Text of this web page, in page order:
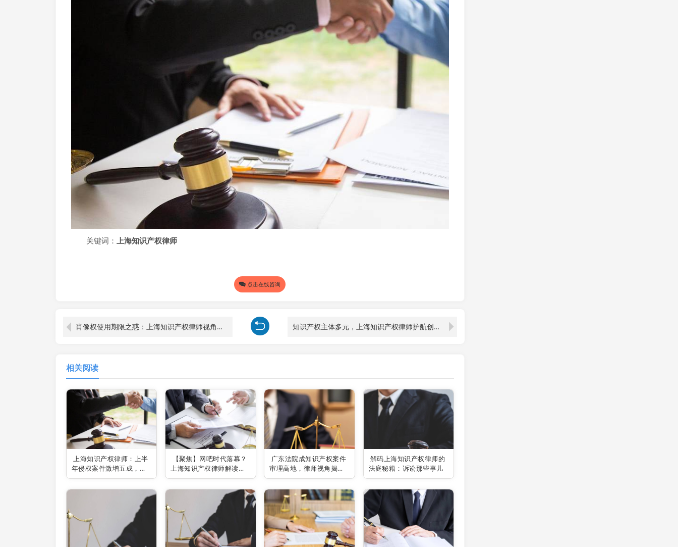
关键词： 上海知识产权律师
点击在线咨询
肖像权使用期限之惑：上海知识产权律师视角下的协议年限探究 知识产权主体多元，上海知识产权律师护航创新之路
相关阅读
上海知识产权律师：上半
年侵权案件激增五成，如
何应对新挑战？
【聚焦】网吧时代落幕？
上海知识产权律师解读未
来网咖新格局
广东法院成知识产权案件
审理高地，律师视角揭秘
行业新风向
解码上海知识产权律师的
法庭秘籍：诉讼那些事儿